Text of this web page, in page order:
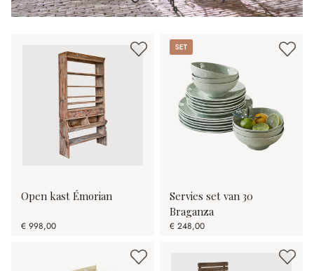
Open kast Émorian
€ 998,00
Set
Servies set van 30
Braganza
€ 248,00